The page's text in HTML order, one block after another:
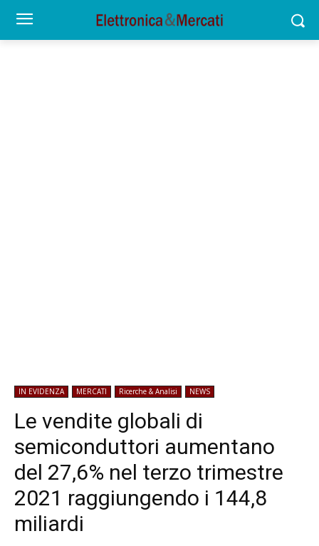
IN EVIDENZA MERCATI Ricerche & Analisi NEWS
Le vendite globali di
semiconduttori aumentano
del 27,6% nel terzo trimestre
2021 raggiungendo i 144,8
miliardi